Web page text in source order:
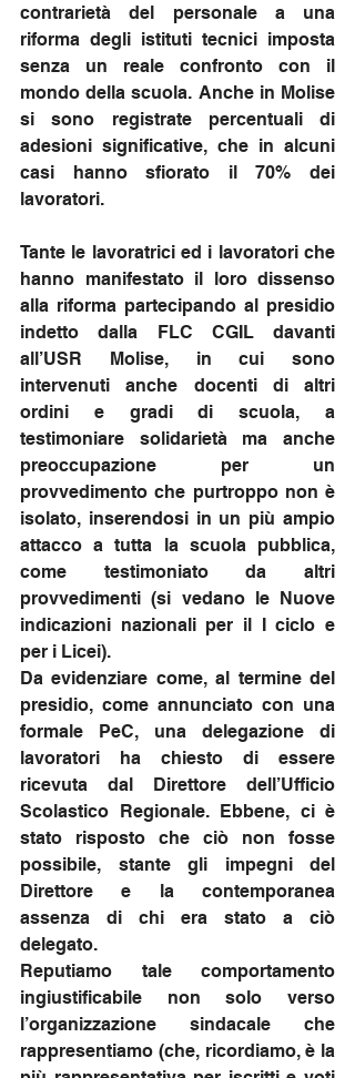
contrarietà del personale a una
riforma degli istituti tecnici imposta
senza un reale confronto con il
mondo della scuola. Anche in Molise
si sono registrate percentuali di
adesioni significative, che in alcuni
casi hanno sfiorato il 70% dei
lavoratori.
Tante le lavoratrici ed i lavoratori che
hanno manifestato il loro dissenso
alla riforma partecipando al presidio
indetto dalla FLC CGIL davanti
all’USR Molise, in cui sono
intervenuti anche docenti di altri
ordini e gradi di scuola, a
testimoniare solidarietà ma anche
preoccupazione per un
provvedimento che purtroppo non è
isolato, inserendosi in un più ampio
attacco a tutta la scuola pubblica,
come testimoniato da altri
provvedimenti (si vedano le Nuove
indicazioni nazionali per il I ciclo e
per i Licei).
Da evidenziare come, al termine del
presidio, come annunciato con una
formale PeC, una delegazione di
lavoratori ha chiesto di essere
ricevuta dal Direttore dell’Ufficio
Scolastico Regionale. Ebbene, ci è
stato risposto che ciò non fosse
possibile, stante gli impegni del
Direttore e la contemporanea
assenza di chi era stato a ciò
delegato.
Reputiamo tale comportamento
ingiustificabile non solo verso
l’organizzazione sindacale che
rappresentiamo (che, ricordiamo, è la